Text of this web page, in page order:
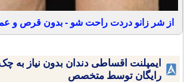
از شر زانو دردت راحت شو - بدون قرص و
ایمپلنت اقساطی دندان بدون نیاز به
رایگان توسط متخصص